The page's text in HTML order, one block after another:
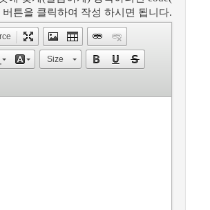
버튼을 클릭하여 작성 하시면 됩니다.
Size